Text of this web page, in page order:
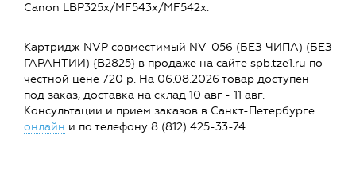
Canon LBP325x/MF543x/MF542x.
Картридж NVP совместимый NV-056 (БЕЗ ЧИПА) (БЕЗ
ГАРАНТИИ) {B2825} в продаже на сайте spb.tze1.ru по
честной цене 720 р. На 06.08.2026 товар доступен
под заказ, доставка на склад 10 авг - 11 авг.
Консультации и прием заказов в Санкт-Петербурге
онлайн и по телефону 8 (812) 425-33-74.